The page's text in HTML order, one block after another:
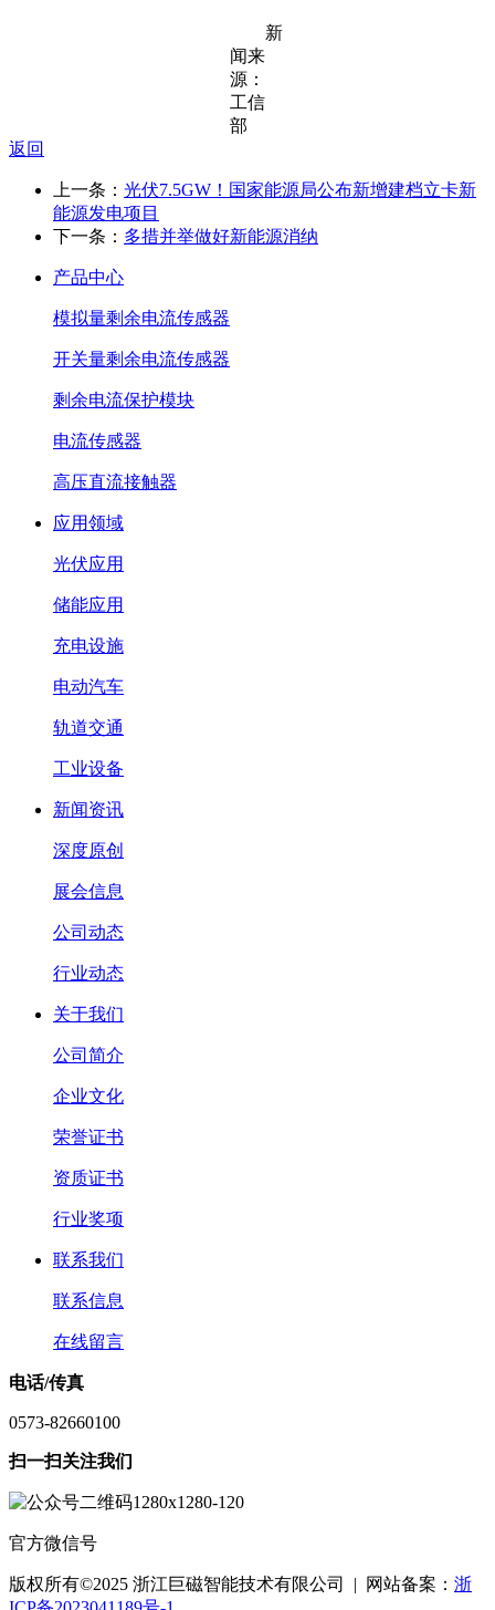
新
闻来
源：
工信
部
返回
上一条： 光伏7.5GW！国家能源局公布新增建档立卡新
能源发电项目
下一条： 多措并举做好新能源消纳
产品中心
模拟量剩余电流传感器
开关量剩余电流传感器
剩余电流保护模块
电流传感器
高压直流接触器
应用领域
光伏应用
储能应用
充电设施
电动汽车
轨道交通
工业设备
新闻资讯
深度原创
展会信息
公司动态
行业动态
关于我们
公司简介
企业文化
荣誉证书
资质证书
行业奖项
联系我们
联系信息
在线留言
电话/传真
0573-82660100
扫一扫关注我们
官方微信号
版权所有©2025 浙江巨磁智能技术有限公司 | 网站备案： 浙